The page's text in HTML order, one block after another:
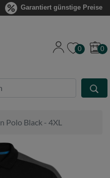
Garantiert günstige Preise
0 0
Polo Black - 4XL